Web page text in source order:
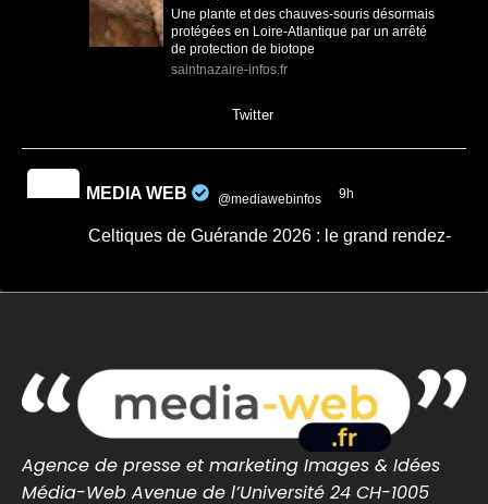
Une plante et des chauves-souris désormais
protégées en Loire-Atlantique par un arrêté
de protection de biotope
saintnazaire-infos.fr
Twitter
MEDIA WEB @mediawebinfos 9h
Celtiques de Guérande 2026 : le grand rendez-
programme et artistes attendus pour ce
grand rendez-vous breton avec Fest-Noz et
traditions celtiques.
Agence de presse et marketing Images & Idées
Média-Web Avenue de l’Université 24 CH-1005